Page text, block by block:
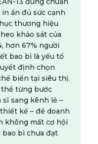
ấn đủ sức cạnh
thương hiệu
khảo sát của
hơn 67% người
bao bì là yếu tố
định chọn
biến tại siêu thị.
thể từng bước
sang kênh lẻ –
kế – để doanh
không mất cơ hội
bì chưa đạt